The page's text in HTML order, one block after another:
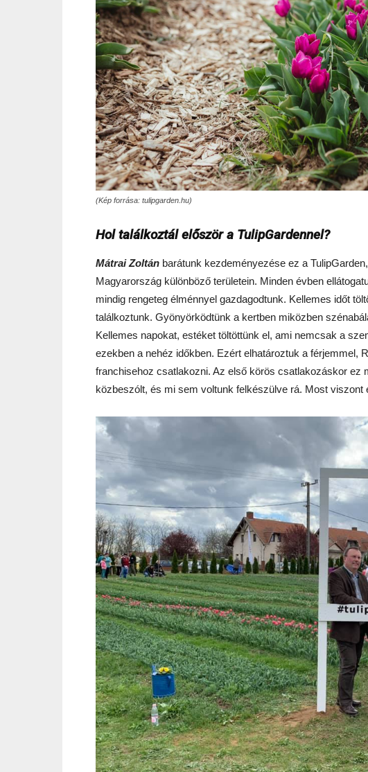
(Kép forrása: tulipgarden.hu)
Hol találkoztál először a TulipGardennel?
Mátrai Zoltán barátunk kezdeményezése ez a
Magyarország különböző területein. Minden évben
mindig rengeteg élménnyel gazdagodtunk. Kellemes időt
találkoztunk. Gyönyörködtünk a kertben miközben
Kellemes napokat, estéket töltöttünk el, ami nemcsak a
ezekben a nehéz időkben. Ezért elhatároztuk a férjemmel,
franchisehoz csatlakozni. Az első körös csatlakozáskor ez
közbeszólt, és mi sem voltunk felkészülve rá. Most viszont